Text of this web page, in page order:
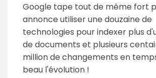
Google tape tout de même fort
annonce utiliser une douzaine de
technologies pour indexer plus
de documents et plusieurs
million de changements en
beau l'évolution !